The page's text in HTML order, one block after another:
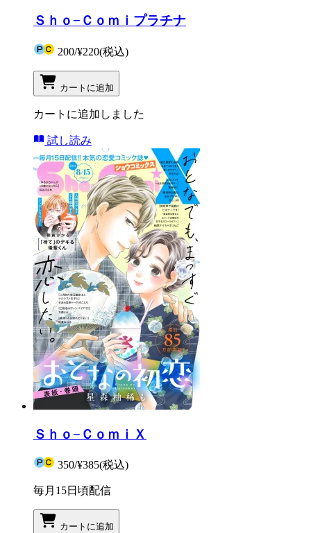
Ｓｈｏ−Ｃｏｍｉプラチナ
200/¥220(税込)
カートに追加
カートに追加しました
試し読み
Ｓｈｏ−ＣｏｍｉＸ
350/¥385(税込)
毎月15日頃配信
カートに追加